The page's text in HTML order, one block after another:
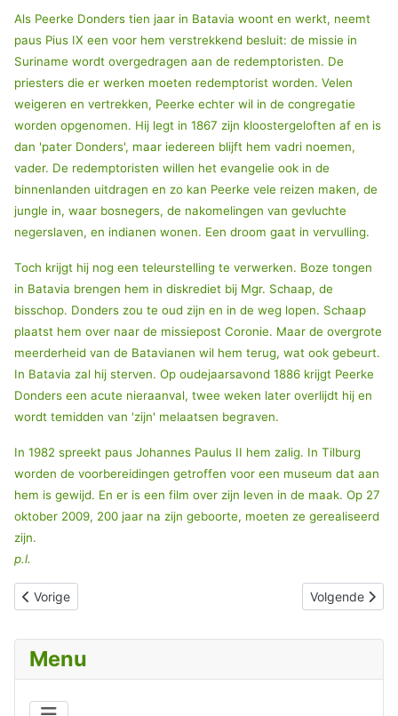
Menu
Als Peerke Donders tien jaar in Batavia woont en werkt, neemt
paus Pius IX een voor hem verstrekkend besluit: de missie in
Suriname wordt overgedragen aan de redemptoristen. De
priesters die er werken moeten redemptorist worden. Velen
weigeren en vertrekken, Peerke echter wil in de congregatie
worden opgenomen. Hij legt in 1867 zijn kloostergeloften af en is
dan 'pater Donders', maar iedereen blijft hem vadri noemen,
vader. De redemptoristen willen het evangelie ook in de
binnenlanden uitdragen en zo kan Peerke vele reizen maken, de
jungle in, waar bosnegers, de nakomelingen van gevluchte
negerslaven, en indianen wonen. Een droom gaat in vervulling.
Toch krijgt hij nog een teleurstelling te verwerken. Boze tongen
in Batavia brengen hem in diskrediet bij Mgr. Schaap, de
bisschop. Donders zou te oud zijn en in de weg lopen. Schaap
plaatst hem over naar de missiepost Coronie. Maar de overgrote
meerderheid van de Batavianen wil hem terug, wat ook gebeurt.
In Batavia zal hij sterven. Op oudejaarsavond 1886 krijgt Peerke
Donders een acute nieraanval, twee weken later overlijdt hij en
wordt temidden van 'zijn' melaatsen begraven.
In 1982 spreekt paus Johannes Paulus II hem zalig. In Tilburg
worden de voorbereidingen getroffen voor een museum dat aan
hem is gewijd. En er is een film over zijn leven in de maak. Op 27
oktober 2009, 200 jaar na zijn geboorte, moeten ze gerealiseerd
zijn.
p.l.
Vorig artikel: HELDER CAMARA, bisschop van de armen.
Vorige Volgende
Volgende